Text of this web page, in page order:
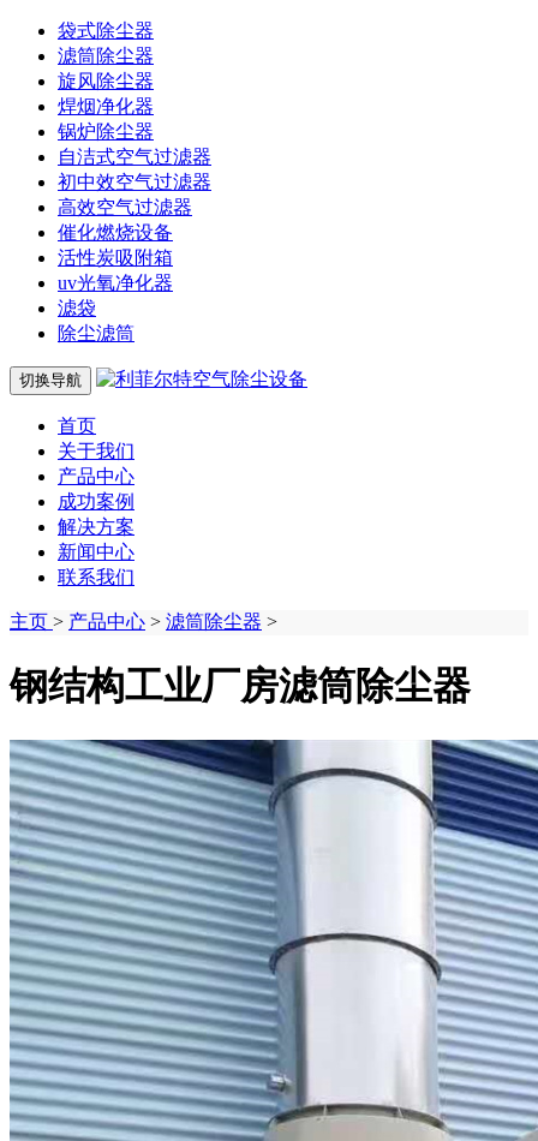
袋式除尘器
滤筒除尘器
旋风除尘器
焊烟净化器
锅炉除尘器
自洁式空气过滤器
初中效空气过滤器
高效空气过滤器
催化燃烧设备
活性炭吸附箱
uv光氧净化器
滤袋
除尘滤筒
切换导航
首页
关于我们
产品中心
成功案例
解决方案
新闻中心
联系我们
主页 > 产品中心 > 滤筒除尘器 >
钢结构工业厂房滤筒除尘器